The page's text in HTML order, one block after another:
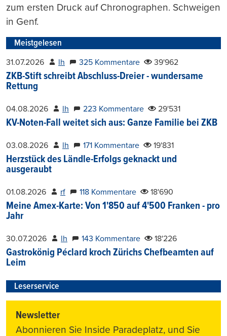
zum ersten Druck auf Chronographen. Schweigen
in Genf.
Meistgelesen
31.07.2026 lh 325 Kommentare 39'962
ZKB-Stift schreibt Abschluss-Dreier - wundersame
Rettung
04.08.2026 lh 223 Kommentare 29'531
KV-Noten-Fall weitet sich aus: Ganze Familie bei ZKB
03.08.2026 lh 171 Kommentare 19'831
Herzstück des Ländle-Erfolgs geknackt und
ausgeraubt
01.08.2026 rf 118 Kommentare 18'690
Meine Amex-Karte: Von 1'850 auf 4'500 Franken - pro
Jahr
30.07.2026 lh 143 Kommentare 18'226
Gastrokönig Péclard kroch Zürichs Chefbeamten auf
Leim
Leserservice
Newsletter
Abonnieren Sie Inside Paradeplatz, und Sie